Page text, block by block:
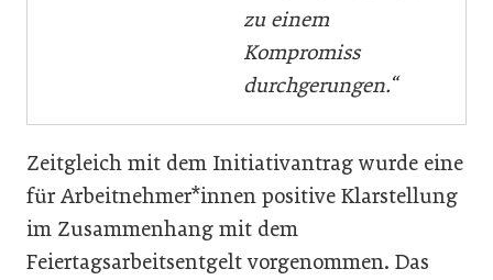
zu einem
Kompromiss
durchgerungen.“
Zeitgleich mit dem Initiativantrag wurde eine
für Arbeitnehmer*innen positive Klarstellung
im Zusammenhang mit dem
Feiertagsarbeitsentgelt vorgenommen. Das